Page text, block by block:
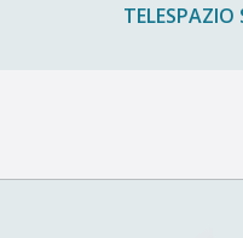
TELESPAZIO